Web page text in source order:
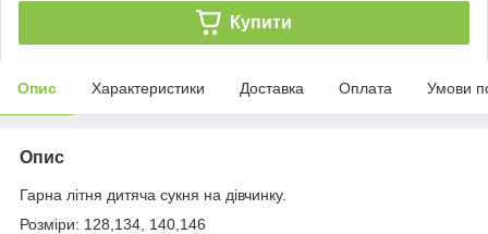
Купити
Опис Характеристики Доставка Оплата Умови
Опис
Гарна літня дитяча сукня на дівчинку.
Розміри: 128,134, 140,146